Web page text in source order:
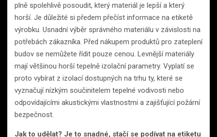
plně spolehlivě posoudit, který materiál je lepší a který
horší. Je důležité si předem přečíst informace na etiketě
výrobku. Usnadní výběr správného materiálu v závislosti na
potřebách zákazníka. Před nákupem produktů pro zateplení
budov se nemůžete řídit pouze cenou. Levnější materiály
mají většinou horší tepelně izolační parametry. Vyplatí se
proto vybírat z izolací dostupných na trhu ty, které se
vyznačují nízkým součinitelem tepelné vodivosti nebo
odpovídajícími akustickými vlastnostmi a zajišťující požární
bezpečnost.
Jak to udělat? Je to snadné, stačí se podívat na etiketu